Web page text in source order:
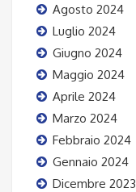
Agosto 2024
Luglio 2024
Giugno 2024
Maggio 2024
Aprile 2024
Marzo 2024
Febbraio 2024
Gennaio 2024
Dicembre 2023